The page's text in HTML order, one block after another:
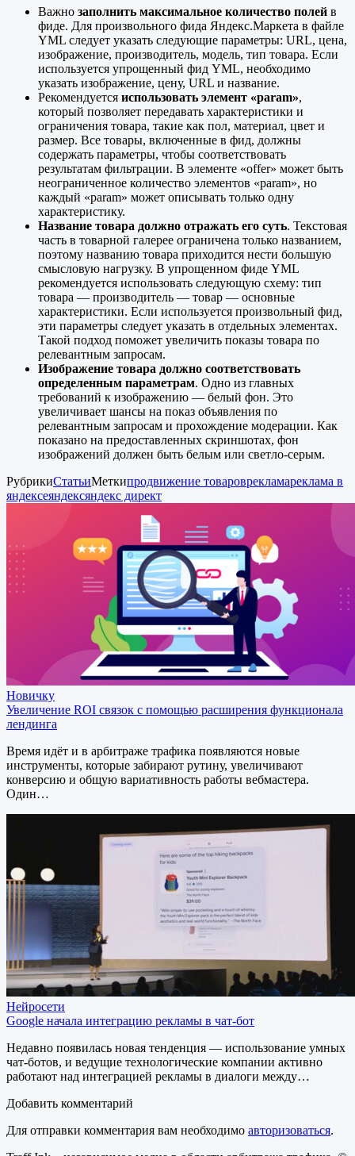
Важно заполнить максимальное количество полей в
фиде. Для произвольного фида Яндекс.Маркета в файле
YML следует указать следующие параметры: URL, цена,
изображение, производитель, модель, тип товара. Если
используется упрощенный фид YML, необходимо
указать изображение, цену, URL и название.
Рекомендуется использовать элемент «param»,
который позволяет передавать характеристики и
ограничения товара, такие как пол, материал, цвет и
размер. Все товары, включенные в фид, должны
содержать параметры, чтобы соответствовать
результатам фильтрации. В элементе «offer» может быть
неограниченное количество элементов «param», но
каждый «param» может описывать только одну
характеристику.
Название товара должно отражать его суть. Текстовая
часть в товарной галерее ограничена только названием,
поэтому названию товара приходится нести большую
смысловую нагрузку. В упрощенном фиде YML
рекомендуется использовать следующую схему: тип
товара — производитель — товар — основные
характеристики. Если используется произвольный фид,
эти параметры следует указать в отдельных элементах.
Такой подход поможет увеличить показы товара по
релевантным запросам.
Изображение товара должно соответствовать
определенным параметрам. Одно из главных
требований к изображению — белый фон. Это
увеличивает шансы на показ объявления по
релевантным запросам и прохождение модерации. Как
показано на предоставленных скриншотах, фон
изображений должен быть белым или светло-серым.
РубрикиСтатьиМеткипродвижение товароврекламареклама в
яндексеяндексяндекс директ
Новичку
Увеличение ROI связок с помощью расширения функционала
лендинга
Время идёт и в арбитраже трафика появляются новые
инструменты, которые забирают рутину, увеличивают
конверсию и общую вариативность работы вебмастера.
Один…
Нейросети
Google начала интеграцию рекламы в чат-бот
Недавно появилась новая тенденция — использование умных
чат-ботов, и ведущие технологические компании активно
работают над интеграцией рекламы в диалоги между…
Добавить комментарий
Для отправки комментария вам необходимо авторизоваться.